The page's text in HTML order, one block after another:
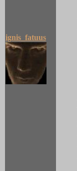
ignis_fatuus